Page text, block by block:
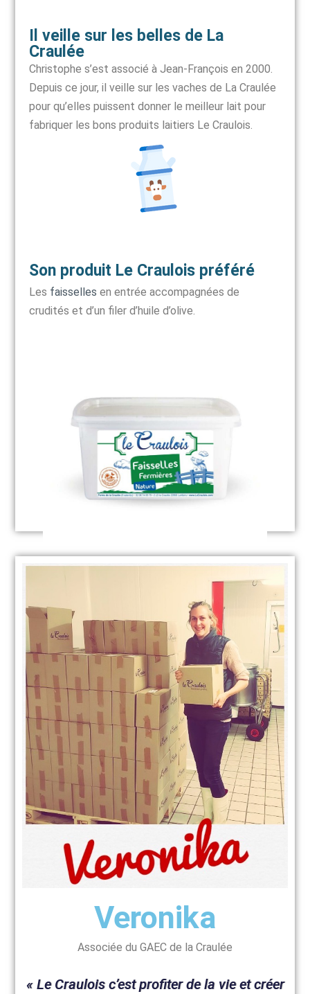
Il veille sur les belles de La
Craulée
Christophe s’est associé à Jean-François en 2000.
Depuis ce jour, il veille sur les vaches de La Craulée
pour qu’elles puissent donner le meilleur lait pour
fabriquer les bons produits laitiers Le Craulois.
Son produit Le Craulois préféré
Les faisselles en entrée accompagnées de
crudités et d’un filer d’huile d’olive.
Veronika
Associée du GAEC de la Craulée
« Le Craulois c’est profiter de la vie et créer